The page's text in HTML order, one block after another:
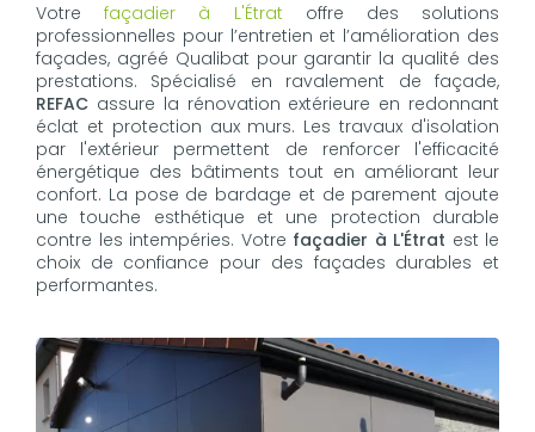
Votre façadier à L'Étrat offre des solutions
professionnelles pour l’entretien et l’amélioration des
façades, agréé Qualibat pour garantir la qualité des
prestations. Spécialisé en ravalement de façade,
REFAC assure la rénovation extérieure en redonnant
éclat et protection aux murs. Les travaux d'isolation
par l'extérieur permettent de renforcer l'efficacité
énergétique des bâtiments tout en améliorant leur
confort. La pose de bardage et de parement ajoute
une touche esthétique et une protection durable
contre les intempéries. Votre façadier à L'Étrat est le
choix de confiance pour des façades durables et
performantes.